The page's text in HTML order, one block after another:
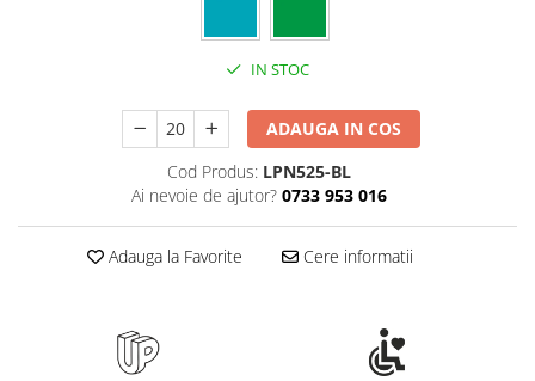
IN STOC
ADAUGA IN COS
Cod Produs: LPN525-BL
Ai nevoie de ajutor? 0733 953 016
Adauga la Favorite Cere informatii